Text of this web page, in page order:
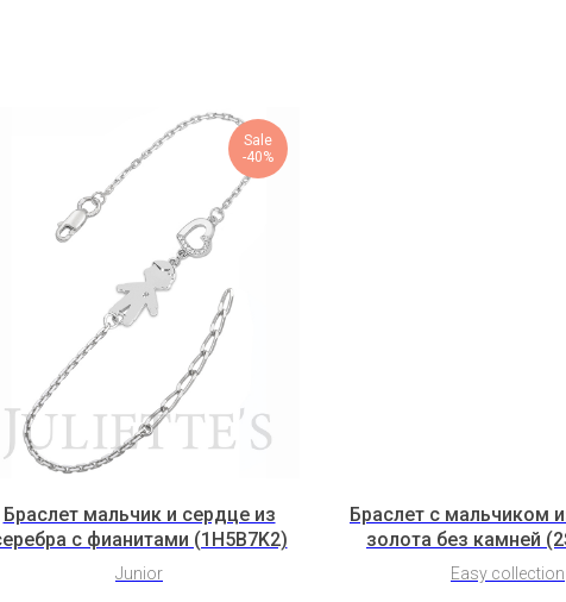
Sale
-40%
Браслет мальчик и сердце из
с фианитами (1H5B7K2)
Junior
Браслет с мальчиком
золота без камней
Easy collection